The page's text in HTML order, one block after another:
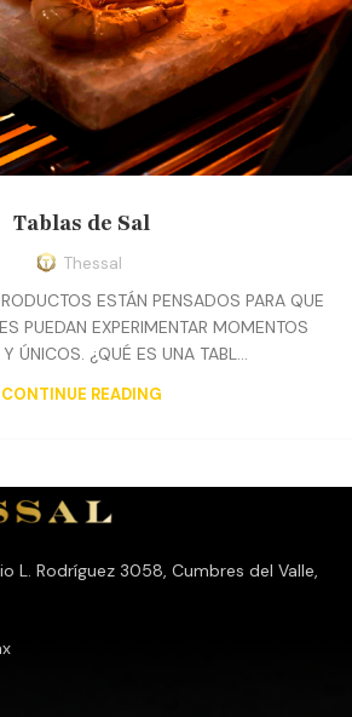
Tablas de Sal
Thessal
ESTÁN PENSADOS PARA QUE
PUEDAN EXPERIMENTAR MOMENTOS
ÚNICOS. ¿QUÉ ES UNA TABL...
CONTINUE READING
L. Rodríguez 3058, Cumbres del Valle,